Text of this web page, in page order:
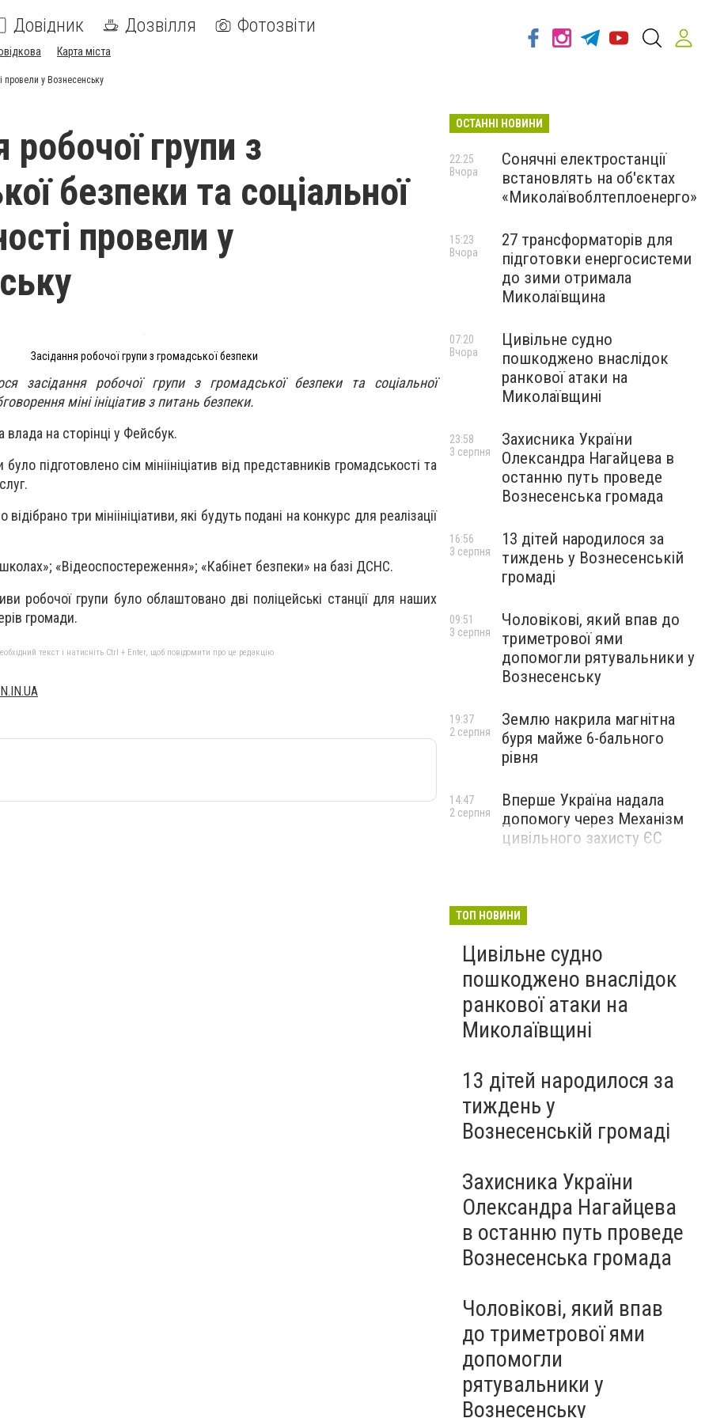
Довідник Дозвілля Фотозвіти
Карта міста
провели у Вознесенську
робочої групи з
безпеки та соціальної
провели у
Засідання робочої групи з громадської безпеки
засідання робочої групи з громадської безпеки та соціальної
міні ініціатив з питань безпеки.
на сторінці у Фейсбук.
підготовлено сім мініініціатив від представників громадськості та
три мініініціативи, які будуть подані на конкурс для реалізації
«Відеоспостереження»; «Кабінет безпеки» на базі ДСНС.
робочої групи було облаштовано дві поліцейські станції для наших
громади.
текст і натисніть Ctrl + Enter, щоб повідомити про це редакцію
ОСТАННІ НОВИНИ
Сонячні електростанції
встановлять на об'єктах
«Миколаївоблтеплоенерго»
22:25
Вчора
27 трансформаторів для
підготовки енергосистеми
до зими отримала
Миколаївщина
15:23
Вчора
Цивільне судно
пошкоджено внаслідок
ранкової атаки на
Миколаївщині
07:20
Вчора
Захисника України
Олександра Нагайцева в
останню путь проведе
Вознесенська громада
23:58
3 серпня
13 дітей народилося за
тиждень у Вознесенській
громаді
16:56
3 серпня
Чоловікові, який впав до
триметрової ями
допомогли рятувальники у
Вознесенську
09:51
3 серпня
Землю накрила магнітна
буря майже 6-бального
рівня
19:37
2 серпня
Вперше Україна надала
допомогу через Механізм
цивільного захисту ЄС
14:47
2 серпня
ТОП НОВИНИ
Цивільне судно
пошкоджено внаслідок
ранкової атаки на
Миколаївщині
13 дітей народилося за
тиждень у
Вознесенській громаді
Захисника України
Олександра Нагайцева
в останню путь проведе
Вознесенська громада
Чоловікові, який впав
до триметрової ями
допомогли
рятувальники у
Вознесенську